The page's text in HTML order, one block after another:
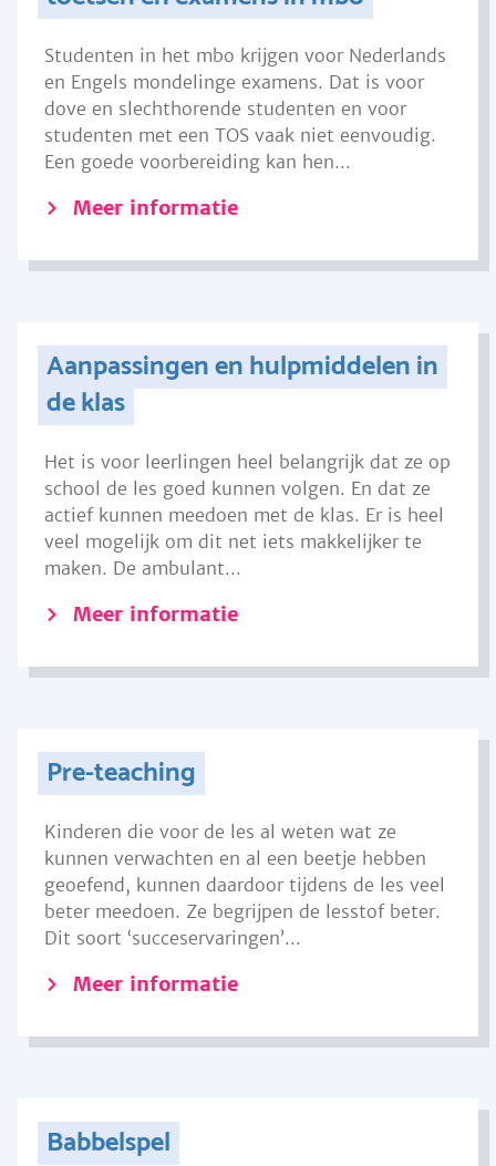
Studenten in het mbo krijgen voor Nederlands
en Engels mondelinge examens. Dat is voor
dove en slechthorende studenten en voor
studenten met een TOS vaak niet eenvoudig.
Een goede voorbereiding kan hen...
Meer informatie
Aanpassingen en hulpmiddelen in
de klas
Het is voor leerlingen heel belangrijk dat ze op
school de les goed kunnen volgen. En dat ze
actief kunnen meedoen met de klas. Er is heel
veel mogelijk om dit net iets makkelijker te
maken. De ambulant...
Meer informatie
Pre-teaching
Kinderen die voor de les al weten wat ze
kunnen verwachten en al een beetje hebben
geoefend, kunnen daardoor tijdens de les veel
beter meedoen. Ze begrijpen de lesstof beter.
Dit soort ‘succeservaringen’...
Meer informatie
Babbelspel